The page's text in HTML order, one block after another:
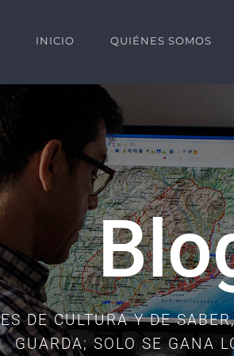
INICIO QUIÉNES SOMOS
DE CULTURA Y DE
GUARDA; SOLO SE GANA